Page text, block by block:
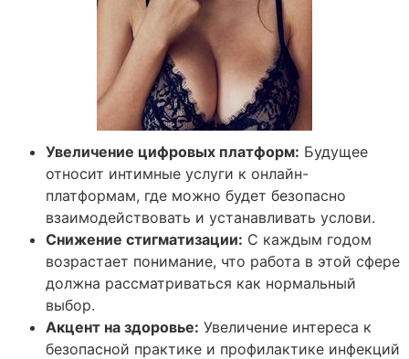
Увеличение цифровых платформ: Будущее
относит интимные услуги к онлайн-
платформам, где можно будет безопасно
взаимодействовать и устанавливать услови.
Снижение стигматизации: С каждым годом
возрастает понимание, что работа в этой сфере
должна рассматриваться как нормальный
выбор.
Акцент на здоровье: Увеличение интереса к
безопасной практике и профилактике инфекций